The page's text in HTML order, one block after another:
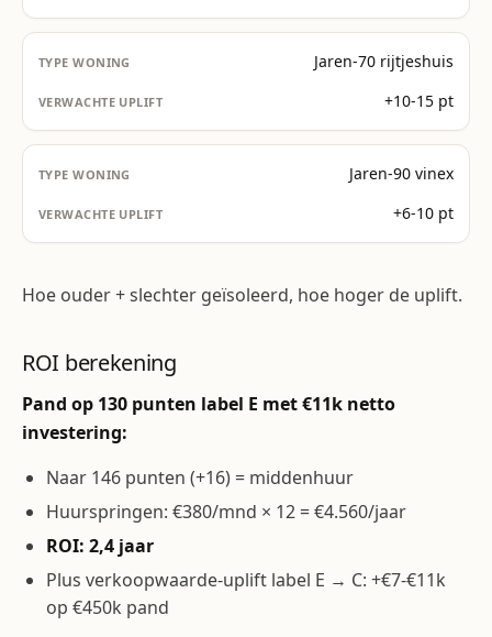
Jaren-70 rijtjeshuis
+10-15 pt
Jaren-90 vinex
+6-10 pt
Hoe ouder + slechter geïsoleerd, hoe hoger de uplift.
ROI berekening
Pand op 130 punten label E met €11k netto
investering:
Naar 146 punten (+16) = middenhuur
Huurspringen: €380/mnd × 12 = €4.560/jaar
ROI: 2,4 jaar
Plus verkoopwaarde-uplift label E → C: +€7-€11k
op €450k pand